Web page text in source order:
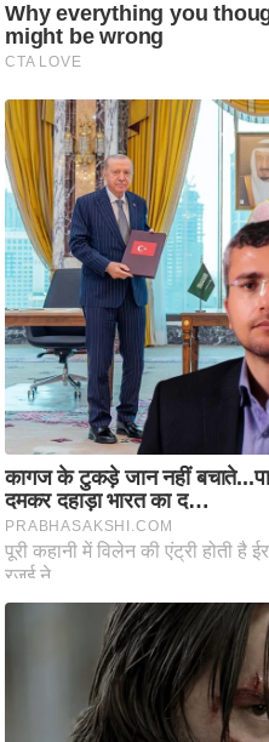
न
स्थ
फि
ट
ने
स
मं
त्रा
रि
ले
श
न
शि
प
रा
ज
नी